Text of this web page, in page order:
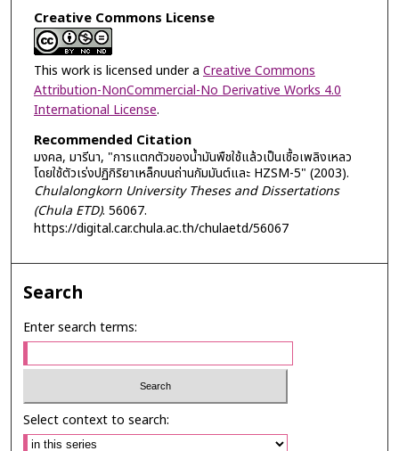
Creative Commons License
This work is licensed under a Creative Commons
Attribution-NonCommercial-No Derivative Works 4.0
International License.
Recommended Citation
มงคล, มารีนา, "การแตกตัวของน้ำมันพืชใช้แล้วเป็นเชื้อเพลิงเหลว
โดยใช้ตัวเร่งปฏิกิริยาเหล็กบนถ่านกัมมันต์และ HZSM-5" (2003).
Chulalongkorn University Theses and Dissertations
(Chula ETD). 56067.
https://digital.car.chula.ac.th/chulaetd/56067
Search
Enter search terms:
Select context to search: